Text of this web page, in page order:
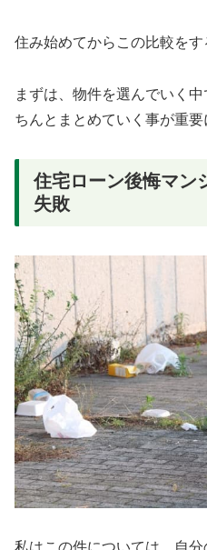
住み始めてからこの比較をす
まずは、物件を選んでいく
ちんとまとめていく事が重要
住宅ローン後悔マン
失敗